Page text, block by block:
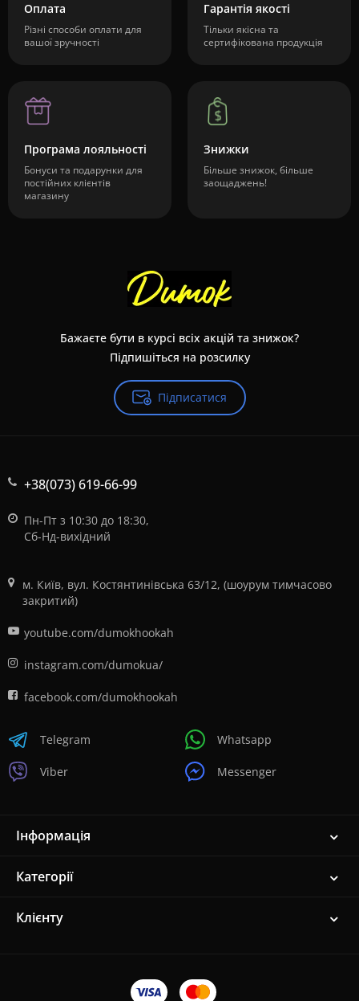
Оплата
Різні способи оплати для
вашої зручності
Гарантія якості
Тільки якісна та
сертифікована продукція
Програма лояльності
Бонуси та подарунки для
постійних клієнтів
магазину
Знижки
Більше знижок, більше
заощаджень!
Бажаєте бути в курсі всіх акцій та знижок?
Підпишіться на розсилку
Підписатися
+38(073) 619-66-99
Пн-Пт з 10:30 до 18:30,
Сб-Нд-вихідний
м. Київ, вул. Костянтинівська 63/12, (шоурум тимчасово
закритий)
youtube.com/dumokhookah
instagram.com/dumokua/
facebook.com/dumokhookah
Telegram
Viber
Whatsapp
Messenger
Інформація
Категорії
Клієнту